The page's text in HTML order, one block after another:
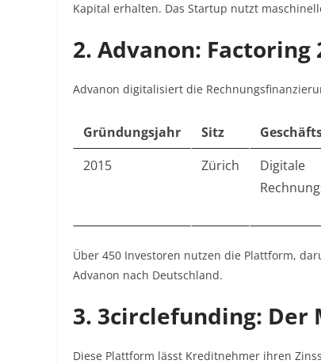
Kapital erhalten. Das Startup nutzt
2. Advanon: Factoring
Advanon digitalisiert die
Gründungsjahr Sitz
2015
Zürich
Digitale
Über 450 Investoren nutzen die Plattform,
Advanon nach Deutschland.
3. 3circlefunding:
Diese Plattform lässt Kreditnehmer ihren